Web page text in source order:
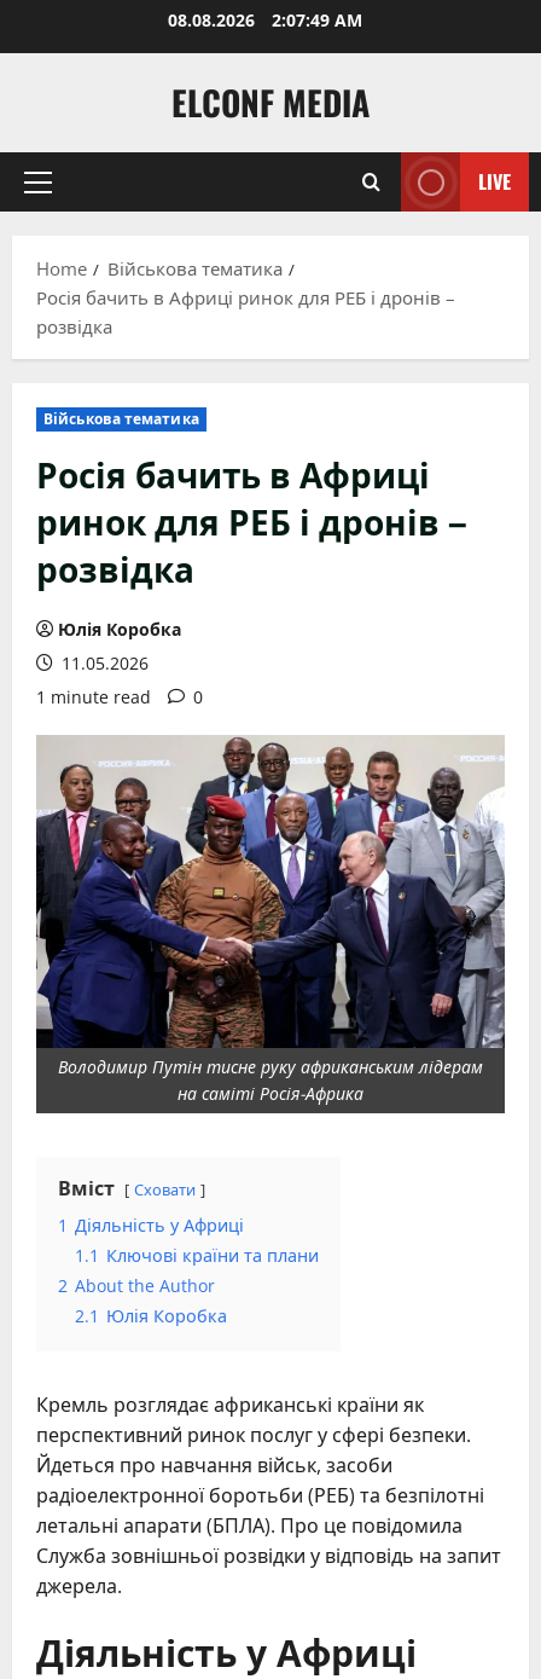
08.08.2026 2:07:50 AM
ELCONF MEDIA
Primary
LIVE
Home
Військова тематика
Росія бачить в Африці ринок для РЕБ і дронів –
розвідка
Військова тематика
Росія бачить в Африці
ринок для РЕБ і дронів –
розвідка
Юлія Коробка
11.05.2026
1 minute read
0
Володимир Путін тисне руку африканським лідерам
на саміті Росія-Африка
Вміст Сховати
1 Діяльність у Африці
1.1 Ключові країни та плани
2 About the Author
2.1 Юлія Коробка
Кремль розглядає африканські країни як
перспективний ринок послуг у сфері безпеки.
Йдеться про навчання військ, засоби
радіоелектронної боротьби (РЕБ) та безпілотні
летальні апарати (БПЛА). Про це повідомила
Служба зовнішньої розвідки у відповідь на запит
джерела.
Діяльність у Африці